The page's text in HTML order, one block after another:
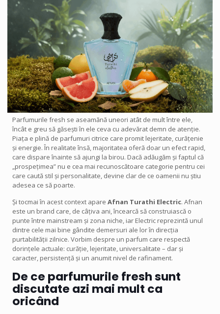
Parfumurile fresh se aseamănă uneori atât de mult între ele,
încât e greu să găsești în ele ceva cu adevărat demn de atenție.
Piața e plină de parfumuri citrice care promit lejeritate, curățenie
și energie. În realitate însă, majoritatea oferă doar un efect rapid,
care dispare înainte să ajungi la birou. Dacă adăugăm și faptul că
„prospețimea” nu e cea mai recunoscătoare categorie pentru cei
care caută stil și personalitate, devine clar de ce oamenii nu știu
adesea ce să poarte.
Și tocmai în acest context apare Afnan Turathi Electric. Afnan
este un brand care, de câțiva ani, încearcă să construiască o
punte între mainstream și zona niche, iar Electric reprezintă unul
dintre cele mai bine gândite demersuri ale lor în direcția
purtabilității zilnice. Vorbim despre un parfum care respectă
dorințele actuale: curăție, lejeritate, universalitate – dar și
caracter, persistență și un anumit nivel de rafinament.
De ce parfumurile fresh sunt
discutate azi mai mult ca
oricând